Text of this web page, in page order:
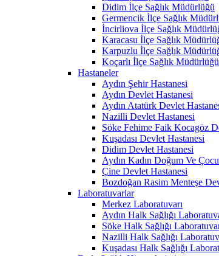
Didim İlçe Sağlık Müdürlüğü
Germencik İlçe Sağlık
İncirliova İlçe Sağlık
Karacasu İlçe Sağlık
Karpuzlu İlçe Sağlık
Koçarlı İlçe Sağlık Müdürlüğü
Hastaneler
Aydın Şehir Hastanesi
Aydın Devlet Hastanesi
Aydın Atatürk Devlet
Nazilli Devlet Hastanesi
Söke Fehime Faik Kocagöz
Kuşadası Devlet Hastanesi
Didim Devlet Hastanesi
Aydın Kadın Doğum Ve
Çine Devlet Hastanesi
Bozdoğan Rasim Menteşe
Laboratuvarlar
Merkez Laboratuvarı
Aydın Halk Sağlığı
Söke Halk Sağlığı
Nazilli Halk Sağlığı
Kuşadası Halk Sağlığı